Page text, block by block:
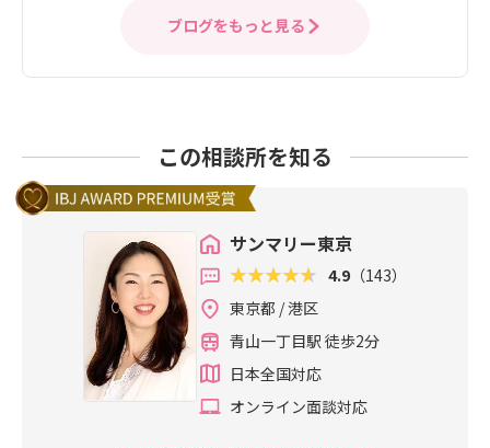
ブログをもっと見る
この相談所を知る
サンマリー東京
4.9 （143）
東京都 / 港区
青山一丁目駅 徒歩2分
日本全国対応
オンライン面談対応